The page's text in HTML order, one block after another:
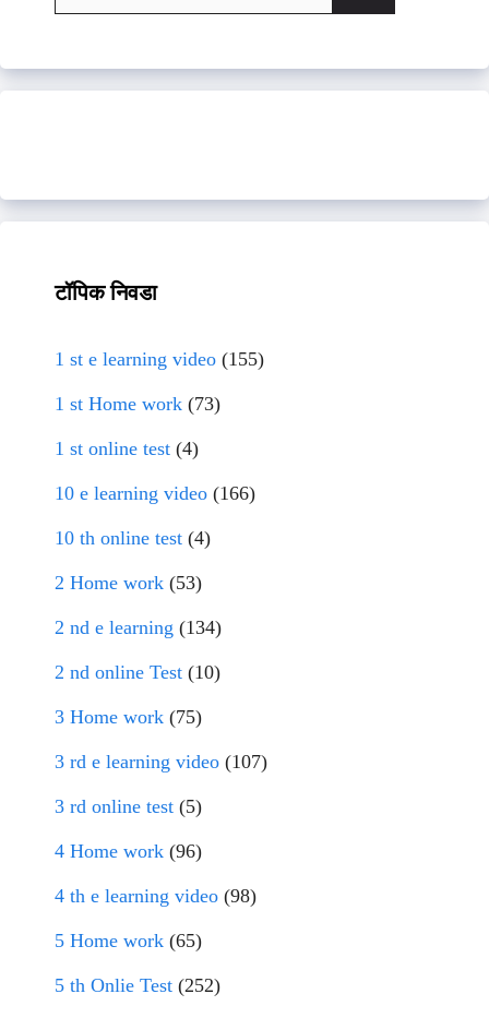
for:
टॉपिक निवडा
1 st e learning video (155)
1 st Home work (73)
1 st online test (4)
10 e learning video (166)
10 th online test (4)
2 Home work (53)
2 nd e learning (134)
2 nd online Test (10)
3 Home work (75)
3 rd e learning video (107)
3 rd online test (5)
4 Home work (96)
4 th e learning video (98)
5 Home work (65)
5 th Onlie Test (252)